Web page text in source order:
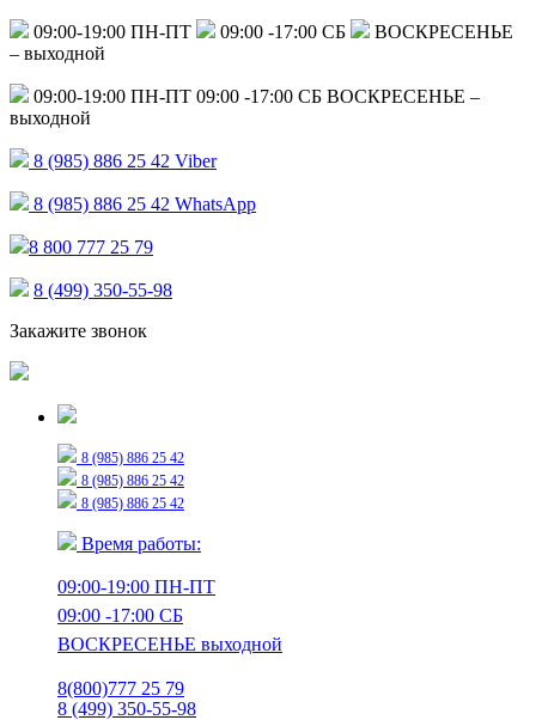
09:00-19:00 ПН-ПТ 09:00 -17:00 СБ
ВОСКРЕСЕНЬЕ
– выходной
09:00-19:00 ПН-ПТ 09:00 -17:00 СБ ВОСКРЕСЕНЬЕ –
выходной
8 (985) 886 25 42 Viber
8 (985) 886 25 42 WhatsApp
8 800 777 25 79
8 (499) 350-55-98
Закажите звонок
8 (985) 886 25 42
8 (985) 886 25 42
8 (985) 886 25 42
Время работы:
09:00-19:00 ПН-ПТ
09:00 -17:00 СБ
ВОСКРЕСЕНЬЕ выходной
8(800)777 25 79
8 (499) 350-55-98